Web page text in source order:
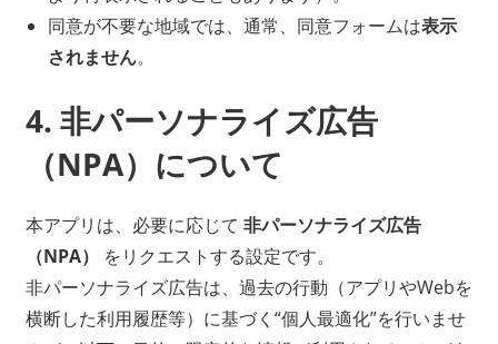
同意が不要な地域では、通常、同意フォームは表示
されません。
4. 非パーソナライズ広告
（NPA）について
本アプリは、必要に応じて 非パーソナライズ広告
（NPA）
をリクエストする設定です。
非パーソナライズ広告は、過去の行動（アプリやWebを
横断した利用履歴等）に基づく“個人最適化”を行いませ